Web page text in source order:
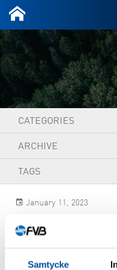
Samtycke
CATEGORIES
ARCHIVE
TAGS
January 11, 2023
Twan